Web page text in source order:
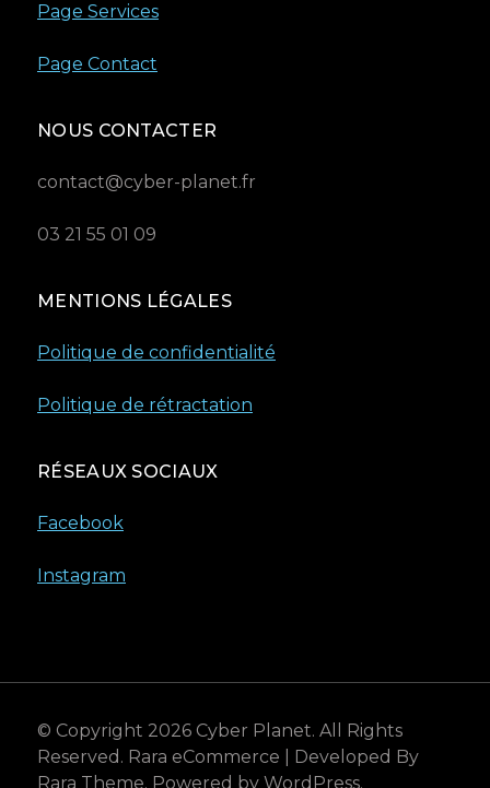
Page Services
Page Contact
NOUS CONTACTER
contact@cyber-planet.fr
03 21 55 01 09
MENTIONS LÉGALES
Politique de confidentialité
Politique de rétractation
RÉSEAUX SOCIAUX
Facebook
Instagram
© Copyright 2026 Cyber Planet. All Rights
Reserved. Rara eCommerce | Developed By
Rara Theme. Powered by WordPress.